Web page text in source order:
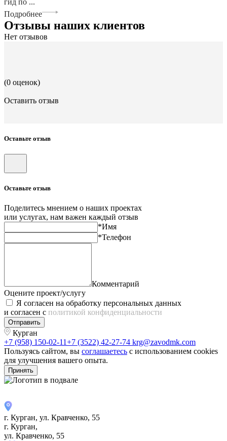
Подробнее
Отзывы наших клиентов
Нет отзывов
(0 оценок)
Оставить отзыв
Оставьте отзыв
Оставьте отзыв
Поделитесь мнением о наших проектах
или услугах, нам важен каждый отзыв
*Имя
*Телефон
Комментарий
Оцените проект/услугу
Я согласен на обработку персональных данных
и согласен с политикой конфиденциальности
Отправить
Курган
+7 (958) 150-02-11+7 (3522) 42-27-74 krg@zavodmk.com
Пользуясь сайтом, вы соглашаетесь с использованием cookies
для улучшения вашего опыта.
Принять
г. Курган, ул. ​Кравченко, 55
г. Курган,
ул. ​Кравченко, 55